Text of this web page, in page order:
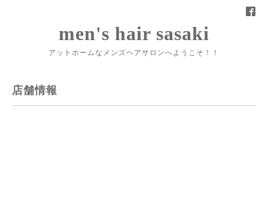
men's hair sasaki
アットホームなメンズヘアサロンへようこそ！！
店舗情報